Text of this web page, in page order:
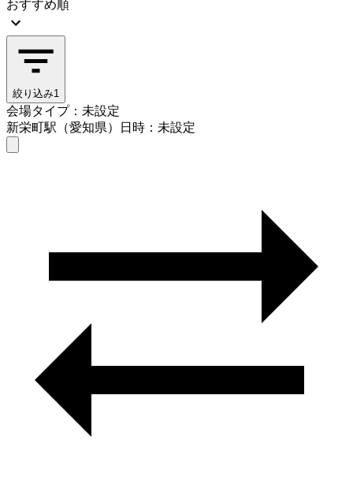
おすすめ順
絞り込み1
会場タイプ：未設定
新栄町駅（愛知県）
日時：未設定